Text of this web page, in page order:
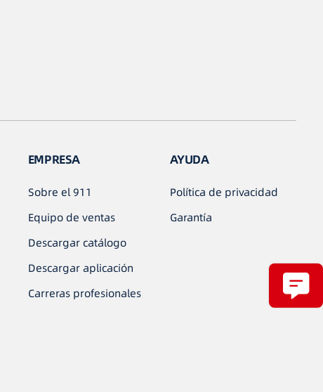
EMPRESA
Sobre el 911
Equipo de ventas
Descargar catálogo
Descargar aplicación
Carreras profesionales
AYUDA
Política de privacidad
Garantía